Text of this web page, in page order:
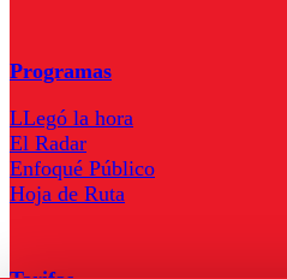
Programas
LLegó la hora
El Radar
Enfoqué Público
Hoja de Ruta